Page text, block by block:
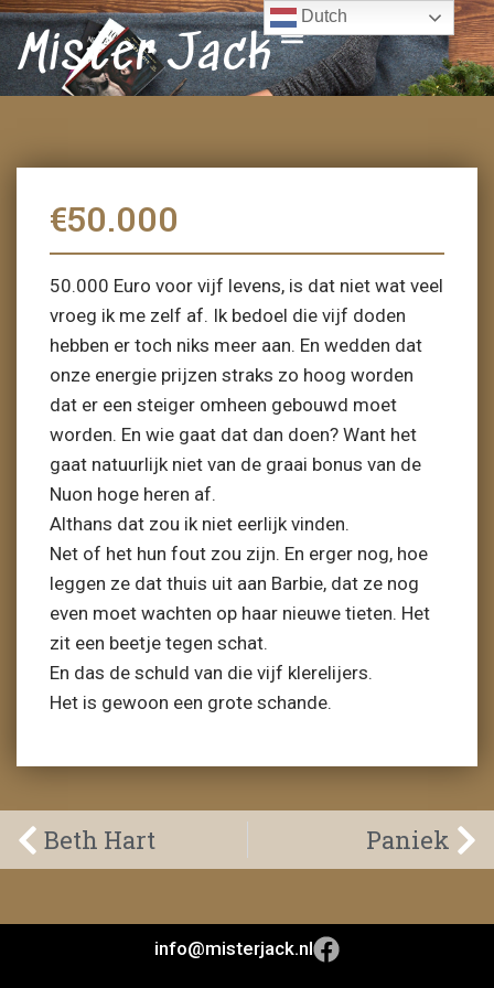
Mister Jack
€50.000
50.000 Euro voor vijf levens, is dat niet wat veel
vroeg ik me zelf af. Ik bedoel die vijf doden
hebben er toch niks meer aan. En wedden dat
onze energie prijzen straks zo hoog worden
dat er een steiger omheen gebouwd moet
worden. En wie gaat dat dan doen? Want het
gaat natuurlijk niet van de graai bonus van de
Nuon hoge heren af.
Althans dat zou ik niet eerlijk vinden.
Net of het hun fout zou zijn. En erger nog, hoe
leggen ze dat thuis uit aan Barbie, dat ze nog
even moet wachten op haar nieuwe tieten. Het
zit een beetje tegen schat.
En das de schuld van die vijf klerelijers.
Het is gewoon een grote schande.
Beth Hart Paniek
info@misterjack.nl
Dutch